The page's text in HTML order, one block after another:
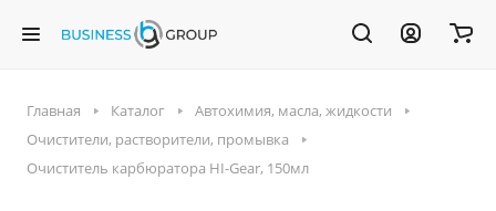
Главная Каталог
Автохимия, масла, жидкости
Очистители, растворители, промывка
Очиститель карбюратора HI-Gear, 150мл